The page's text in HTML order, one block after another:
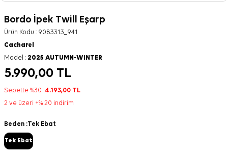
Bordo İpek Twill Eşarp
Ürün Kodu : 9083313_941
Cacharel
Model : 2025 AUTUMN-WINTER
5.990,00 TL
Sepette %30 4.193,00 TL
2 ve üzeri +% 20 indirim
Beden :Tek Ebat
Tek Ebat